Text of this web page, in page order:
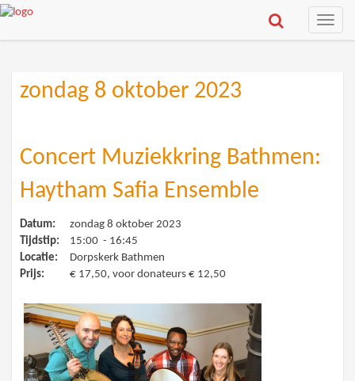
Toggle
zondag 8 oktober 2023
Concert Muziekkring Bathmen:
Haytham Safia Ensemble
Datum:
zondag 8 oktober 2023
Tijdstip:
15:00 - 16:45
Locatie:
Dorpskerk Bathmen
Prijs:
€ 17,50, voor donateurs € 12,50